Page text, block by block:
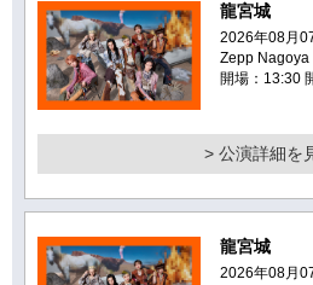
龍宮城
2026年08月
Zepp Nagoya
開場：13:30
> 公演詳細を
龍宮城
2026年08月